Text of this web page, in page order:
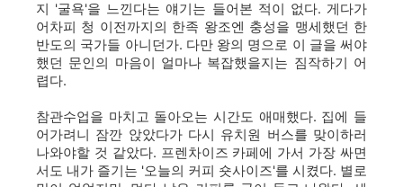
지 '굴욕'을 느낀다는 얘기는 들어본 적이 없다. 게다가
어차피 청 이전까지의 한족 왕조엔 충성을 맹세했던 한
반도의 국가들 아니던가. 다만 왕의 명으로 이 글을 써야
했던 문인의 마음이 얼마나 복잡했을지는 짐작하기 어
렵다.
참관수업을 마치고 돌아오는 시간도 애매했다. 집에 들
어가려니 잠깐 앉았다가 다시 유치원 버스를 맞이하러
나와야할 것 같았다. 프렌차이즈 카페에 가서 가장 싸면
서도 내가 즐기는 '오늘의 커피 숏사이즈'를 시켰다. 별로